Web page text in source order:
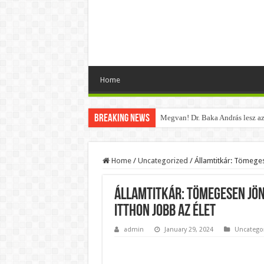
Home
Breaking News Megvan! Dr. Baka András lesz
Kisnyugdíjasoknak járó
Hatalmas Botrány a
Jön az AUGUSZTUSI pénzeső!
Borbás Marcsi beperelte Kocsis
Magyar Péter ezt üzente
Home / Uncategorized / Államtitkár:
Államtitkár: Tömegesen
itthon jobb az élet
admin January 29, 2024